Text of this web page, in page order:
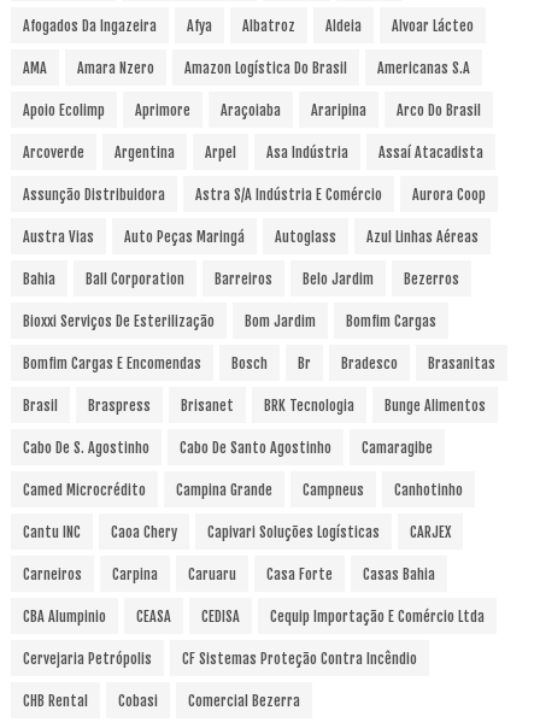
Afogados Da Ingazeira Afya Albatroz Aldeia Alvoar Lácteo
AMA Amara Nzero Amazon Logística Do Brasil Americanas S.A
Apoio Ecolimp Aprimore Araçoiaba Araripina Arco Do Brasil
Arcoverde Argentina Arpel Asa Indústria Assaí Atacadista
Assunção Distribuidora Astra S/A Indústria E Comércio Aurora Coop
Austra Vias Auto Peças Maringá Autoglass Azul Linhas Aéreas
Bahia Ball Corporation Barreiros Belo Jardim Bezerros
Bioxxi Serviços De Esterilização Bom Jardim Bomfim Cargas
Bomfim Cargas E Encomendas Bosch Br Bradesco Brasanitas
Brasil Braspress Brisanet BRK Tecnologia Bunge Alimentos
Cabo De S. Agostinho Cabo De Santo Agostinho Camaragibe
Camed Microcrédito Campina Grande Campneus Canhotinho
Cantu INC Caoa Chery Capivari Soluções Logísticas CARJEX
Carneiros Carpina Caruaru Casa Forte Casas Bahia
CBA Alumpinio CEASA CEDISA Cequip Importação E Comércio Ltda
Cervejaria Petrópolis CF Sistemas Proteção Contra Incêndio
CHB Rental Cobasi Comercial Bezerra